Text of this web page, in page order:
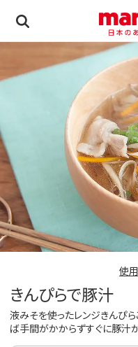
使
きんぴらで豚汁
液みそを使ったレンジきんぴ
ば手間がかからずすぐに豚汁